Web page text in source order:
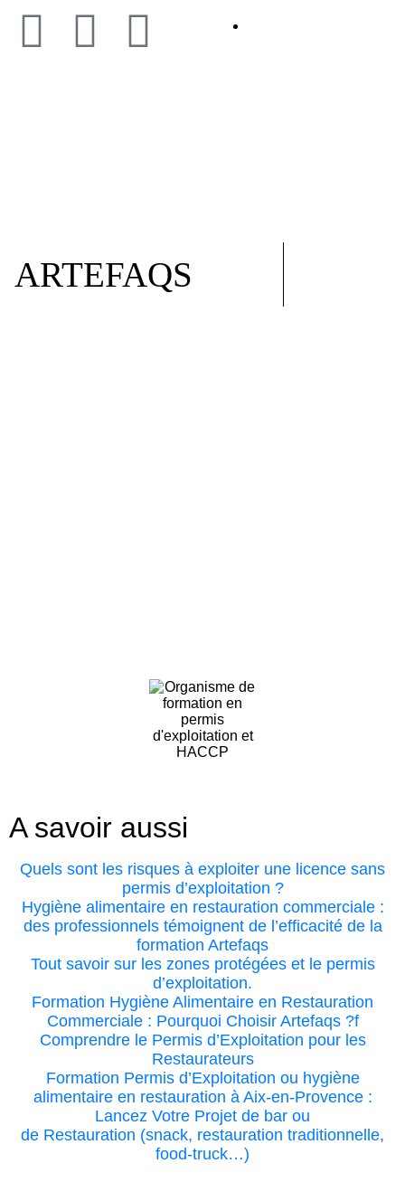
ARTEFAQS
A savoir aussi
Quels sont les risques à exploiter une licence sans
permis d’exploitation ?
Hygiène alimentaire en restauration commerciale :
des professionnels témoignent de l’efficacité de la
formation Artefaqs
Tout savoir sur les zones protégées et le permis
d’exploitation.
Formation Hygiène Alimentaire en Restauration
Commerciale : Pourquoi Choisir Artefaqs ?f
Comprendre le Permis d’Exploitation pour les
Restaurateurs
Formation Permis d’Exploitation ou hygiène
alimentaire en restauration à Aix-en-Provence :
Lancez Votre Projet de bar ou
de Restauration (snack, restauration traditionnelle,
food-truck…)